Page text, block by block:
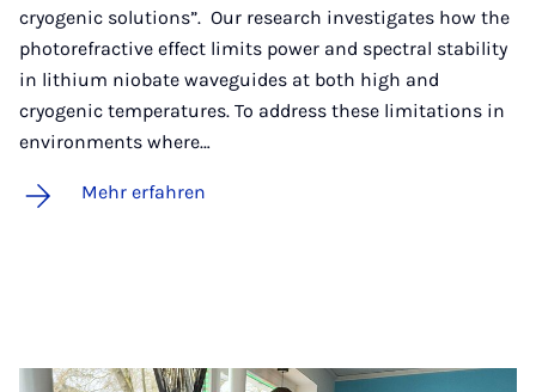
cryogenic solutions”. Our research investigates how the
photorefractive effect limits power and spectral stability
in lithium niobate waveguides at both high and
cryogenic temperatures. To address these limitations in
environments where…
Mehr erfahren